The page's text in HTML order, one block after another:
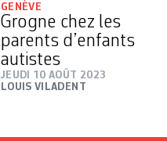
GENÈVE
Grogne chez les
parents d’enfants
autistes
JEUDI 10 AOÛT 2023
LOUIS VILADENT